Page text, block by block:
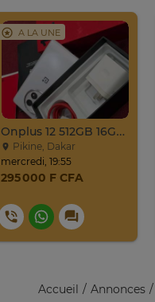
A LA UNE
Onplus 12 512GB 16GB Ram 2sim
Pikine, Dakar
mercredi, 19:55
295 000 F CFA
Accueil Annonces